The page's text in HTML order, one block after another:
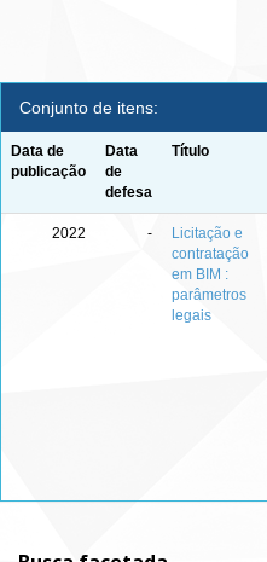
Conjunto de itens:
Data de
publicação
Data
de
defesa
Título
2022 -
Licitação e
contratação
em BIM :
parâmetros
legais